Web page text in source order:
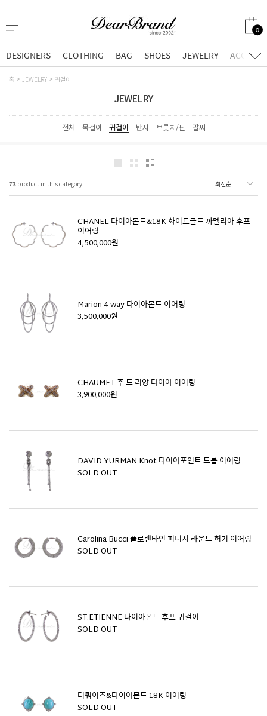
0
DESIGNERS CLOTHING BAG SHOES JEWELRY
홈 JEWELRY 귀걸이
JEWELRY
전체 목걸이 귀걸이 반지 브롯치/핀 팔찌
73 product in this category
CHANEL 다이아몬드&18K 화이트골드 까멜리아 후프
이어링
4,500,000원
Marion 4-way 다이아몬드 이어링
3,500,000원
CHAUMET 주 드 리앙 다이아 이어링
3,900,000원
DAVID YURMAN Knot 다이아포인트 드롭 이어링
SOLD OUT
Carolina Bucci 플로렌타인 피니시 라운드 허기 이어링
SOLD OUT
ST.ETIENNE 다이아몬드 후프 귀걸이
SOLD OUT
터쿼이즈&다이아몬드 18K 이어링
SOLD OUT